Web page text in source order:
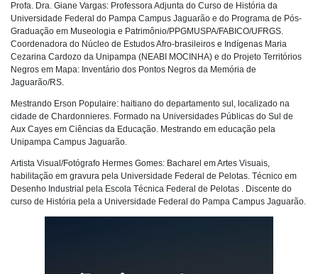
Profa. Dra. Giane Vargas: Professora Adjunta do Curso de História da
Universidade Federal do Pampa Campus Jaguarão e do Programa de Pós-
Graduação em Museologia e Patrimônio/PPGMUSPA/FABICO/UFRGS.
Coordenadora do Núcleo de Estudos Afro-brasileiros e Indígenas Maria
Cezarina Cardozo da Unipampa (NEABI MOCINHA) e do Projeto Territórios
Negros em Mapa: Inventário dos Pontos Negros da Memória de
Jaguarão/RS.
Mestrando Erson Populaire: haitiano do departamento sul, localizado na
cidade de Chardonnieres. Formado na Universidades Públicas do Sul de
Aux Cayes em Ciências da Educação. Mestrando em educação pela
Unipampa Campus Jaguarão.
Artista Visual/Fotógrafo Hermes Gomes: Bacharel em Artes Visuais,
habilitação em gravura pela Universidade Federal de Pelotas. Técnico em
Desenho Industrial pela Escola Técnica Federal de Pelotas . Discente do
curso de História pela a Universidade Federal do Pampa Campus Jaguarão.